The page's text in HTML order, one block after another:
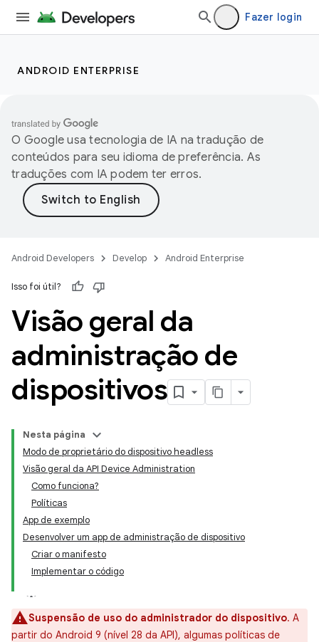
Fazer login
ANDROID ENTERPRISE
O Google usa tecnologia de IA na tradução de
conteúdos para seu idioma de preferência. As
traduções com IA podem ter erros.
Android Developers Develop Android Enterprise
Isso foi útil?
Visão geral da
administração de
dispositivos
Nesta página
Modo de proprietário do dispositivo headless
Visão geral da API Device Administration
Como funciona?
Políticas
App de exemplo
Desenvolver um app de administração de dispositivo
Criar o manifesto
Implementar o código
Suspensão de uso do administrador do dispositivo. A
partir do Android 9 (nível 28 da API), algumas políticas de